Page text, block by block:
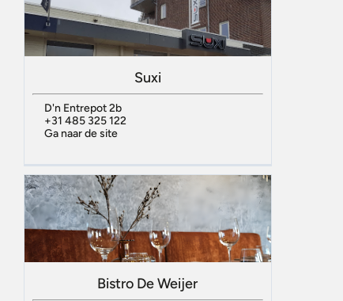
Suxi
D'n Entrepot 2b
+31 485 325 122
Ga naar de site
Bistro De Weijer